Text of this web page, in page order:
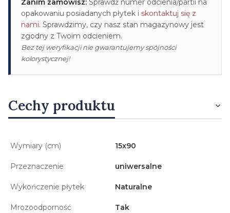
Zanim zamówisz: Sprawdź numer odcienia/partii na
opakowaniu posiadanych płytek i skontaktuj się z
nami. Sprawdzimy, czy nasz stan magazynowy jest
zgodny z Twoim odcieniem.
Bez tej weryfikacji nie gwarantujemy spójności
kolorystycznej!
Cechy produktu
Wymiary (cm) 15x90
Przeznaczenie uniwersalne
Wykończenie płytek Naturalne
Mrozoodporność Tak